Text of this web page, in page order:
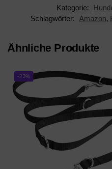
Kategorie:
Schlagwörter:
Amazon,
Ähnliche Produkte
-23%